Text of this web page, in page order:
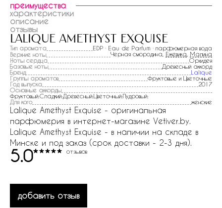
преимущества
характеристики
описание
отзывы
lalique amethyst exquise
Тип аромата
EDP · Eau de Parfum · парфюмерная вода
Верхние ноты
Черная смородина, Ежевика Малина
Ноты сердца
Орхидея
Базовые ноты
Древесный аккорд
Бренд
Lalique
Группы ароматов
Фруктовые и Цветочные
Год выпуска
2017
Основные аккорды
Фруктовый:Сладкий:Древесный:Цветочный:Пудровый:
Для кого
женские
Lalique Amethyst Exquise - оригинальная
парфюмерия в интернет-магазине Vetiver.by.
Lalique Amethyst Exquise - в наличии на складе в
Минске и под заказ (срок доставки - 2-3 дня).
5.0 отзывов
добавить отзыв